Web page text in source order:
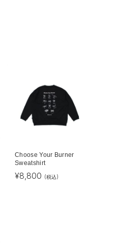
Choose Your Burner
Sweatshirt
¥8,800 (税込)